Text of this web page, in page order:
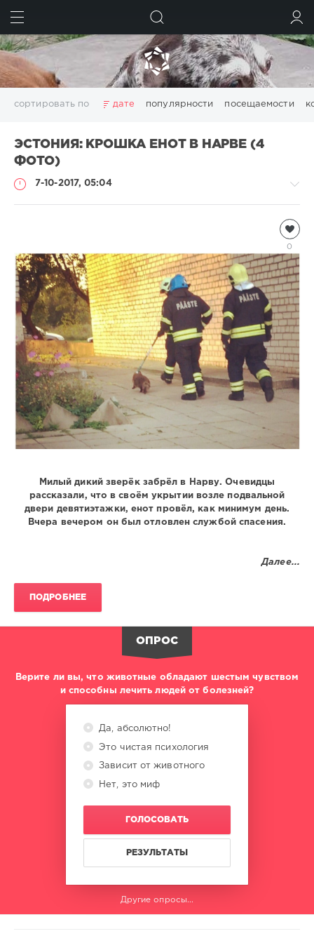
сортировать по дате популярности посещаемости
ЭСТОНИЯ: КРОШКА ЕНОТ В НАРВЕ (4
ФОТО)
7-10-2017, 05:04
3
170
0
0
Милый дикий зверёк забрёл в Нарву. Очевидцы
рассказали, что в своём укрытии возле подвальной
двери девятиэтажки, енот провёл, как минимум день.
Вчера вечером он был отловлен службой спасения.
Далее...
ПОДРОБНЕЕ
ОПРОС
Верите ли вы, что животные обладают шестым чувством
и способны лечить людей от болезней?
Да, абсолютно!
Это чистая психология
Зависит от животного
Нет, это миф
ГОЛОСОВАТЬ
РЕЗУЛЬТАТЫ
Другие опросы...